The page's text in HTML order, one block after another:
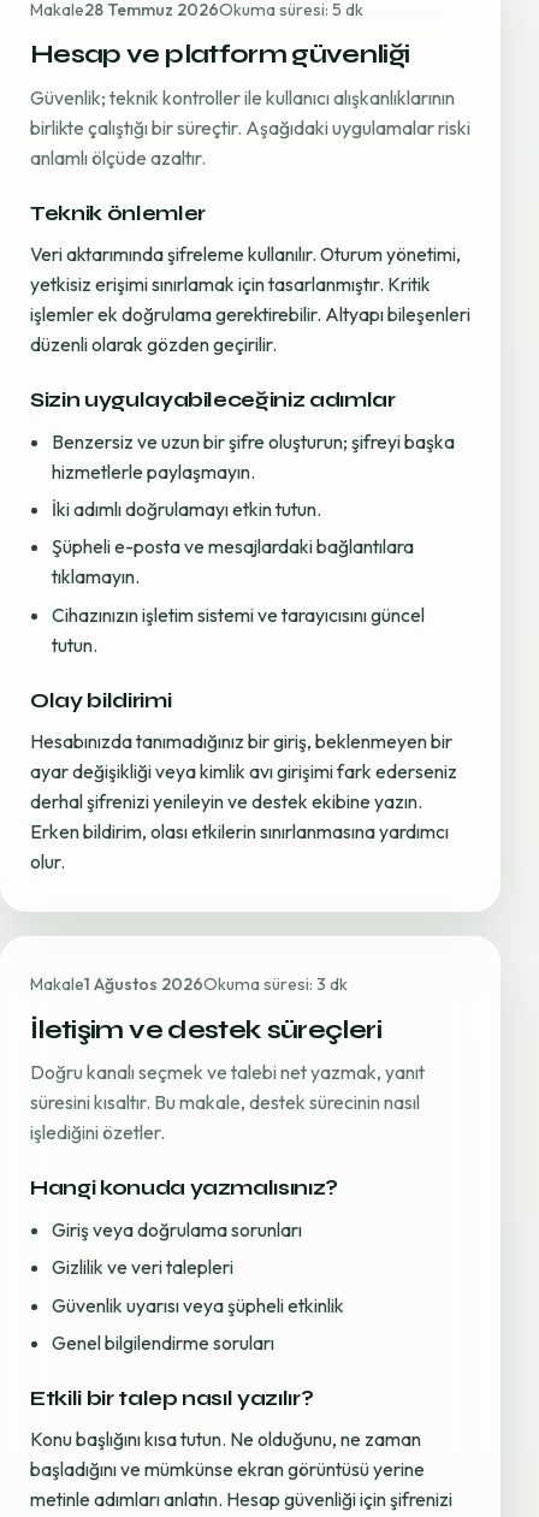
Makale28 Temmuz 2026Okuma süresi: 5 dk
Hesap ve platform güvenliği
Güvenlik; teknik kontroller ile kullanıcı alışkanlıklarının
birlikte çalıştığı bir süreçtir. Aşağıdaki uygulamalar riski
anlamlı ölçüde azaltır.
Teknik önlemler
Veri aktarımında şifreleme kullanılır. Oturum yönetimi,
yetkisiz erişimi sınırlamak için tasarlanmıştır. Kritik
işlemler ek doğrulama gerektirebilir. Altyapı bileşenleri
düzenli olarak gözden geçirilir.
Sizin uygulayabileceğiniz adımlar
Benzersiz ve uzun bir şifre oluşturun; şifreyi başka
hizmetlerle paylaşmayın.
İki adımlı doğrulamayı etkin tutun.
Şüpheli e-posta ve mesajlardaki bağlantılara
tıklamayın.
Cihazınızın işletim sistemi ve tarayıcısını güncel
tutun.
Olay bildirimi
Hesabınızda tanımadığınız bir giriş, beklenmeyen bir
ayar değişikliği veya kimlik avı girişimi fark ederseniz
derhal şifrenizi yenileyin ve destek ekibine yazın.
Erken bildirim, olası etkilerin sınırlanmasına yardımcı
olur.
Makale1 Ağustos 2026Okuma süresi: 3 dk
İletişim ve destek süreçleri
Doğru kanalı seçmek ve talebi net yazmak, yanıt
süresini kısaltır. Bu makale, destek sürecinin nasıl
işlediğini özetler.
Hangi konuda yazmalısınız?
Giriş veya doğrulama sorunları
Gizlilik ve veri talepleri
Güvenlik uyarısı veya şüpheli etkinlik
Genel bilgilendirme soruları
Etkili bir talep nasıl yazılır?
Konu başlığını kısa tutun. Ne olduğunu, ne zaman
başladığını ve mümkünse ekran görüntüsü yerine
metinle adımları anlatın. Hesap güvenliği için şifrenizi